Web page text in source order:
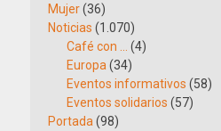
Mujer(36)
Noticias (1.070)
Café con …
(4)
Europa (34)
Eventos informativos (58)
Eventos solidarios (57)
Portada (98)